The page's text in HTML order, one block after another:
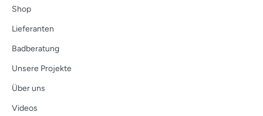
Shop
Lieferanten
Badberatung
Unsere Projekte
Über uns
Videos